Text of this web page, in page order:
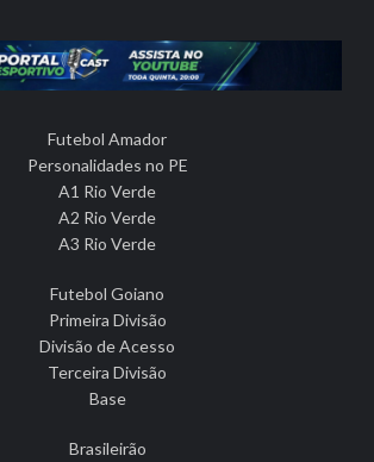
Futebol Amador
Personalidades no PE
A1 Rio Verde
A2 Rio Verde
A3 Rio Verde
Futebol Goiano
Primeira Divisão
Divisão de Acesso
Terceira Divisão
Base
Brasileirão